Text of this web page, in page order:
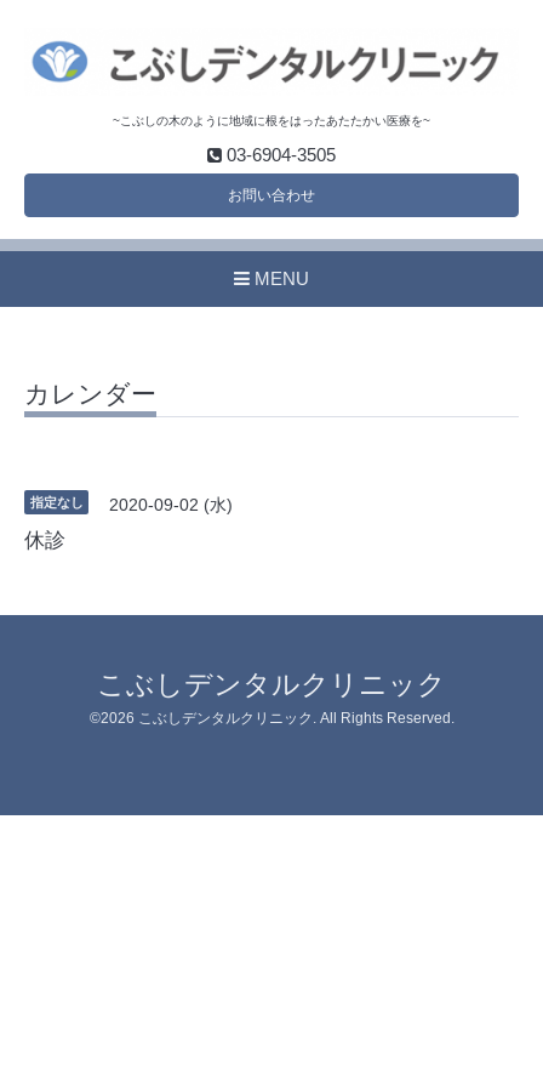
~こぶしの木のように地域に根をはったあたたかい医療を~
03-6904-3505
お問い合わせ
MENU
カレンダー
指定なし 2020-09-02 (水)
休診
こぶしデンタルクリニック
©2026 こぶしデンタルクリニック . All Rights Reserved.